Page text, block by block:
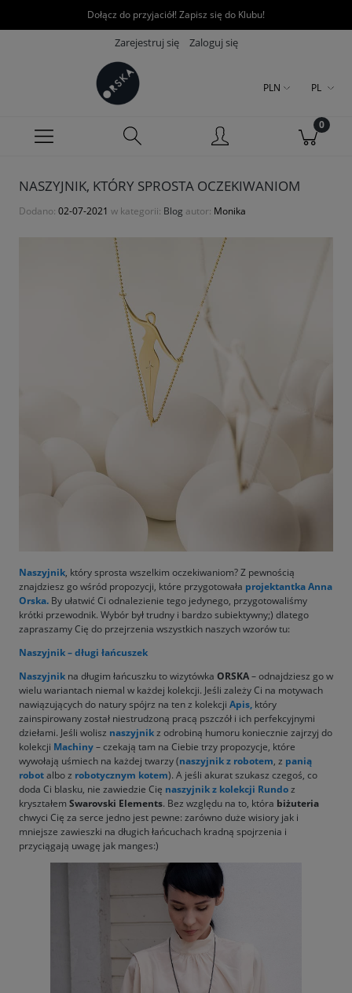
Dołącz do przyjaciół! Zapisz się do Klubu!
Zarejestruj się Zaloguj się
PLN PL
NASZYJNIK, KTÓRY SPROSTA OCZEKIWANIOM
Dodano: 02-07-2021 w kategorii: Blog autor: Monika
Naszyjnik, który sprosta wszelkim oczekiwaniom? Z pewnością
znajdziesz go wśród propozycji, które przygotowała projektantka Anna
Orska. By ułatwić Ci odnalezienie tego jedynego, przygotowaliśmy
krótki przewodnik. Wybór był trudny i bardzo subiektywny;) dlatego
zapraszamy Cię do przejrzenia wszystkich naszych wzorów tu:
Naszyjnik – długi łańcuszek
Naszyjnik na długim łańcuszku to wizytówka ORSKA– odnajdziesz go w
wielu wariantach niemal w każdej kolekcji. Jeśli zależy Ci na motywach
nawiązujących do natury spójrz na ten z kolekcji Apis, który
zainspirowany został niestrudzoną pracą pszczół i ich perfekcyjnymi
dziełami. Jeśli wolisz naszyjnikz odrobiną humoru koniecznie zajrzyj do
kolekcji Machiny– czekają tam na Ciebie trzy propozycje, które
wywołają uśmiech na każdej twarzy (naszyjnikz robotem, z panią
robotalbo z robotycznym kotem). A jeśli akurat szukasz czegoś, co
doda Ci blasku, nie zawiedzie Cię naszyjnikz kolekcji Rundoz
kryształem Swarovski Elements. Bez względu na to, która biżuteria
chwyci Cię za serce jedno jest pewne: zarówno duże wisiory jak i
mniejsze zawieszki na długich łańcuchach kradną spojrzenia i
przyciągają uwagę jak manges:)